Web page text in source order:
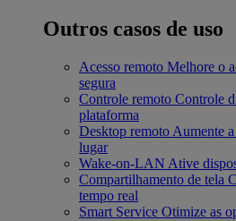
Outros casos de uso
Acesso remoto Melhore o
segura
Controle remoto Controle
plataforma
Desktop remoto Aumente
lugar
Wake-on-LAN Ative
Compartilhamento de tela
tempo real
Smart Service Otimize as